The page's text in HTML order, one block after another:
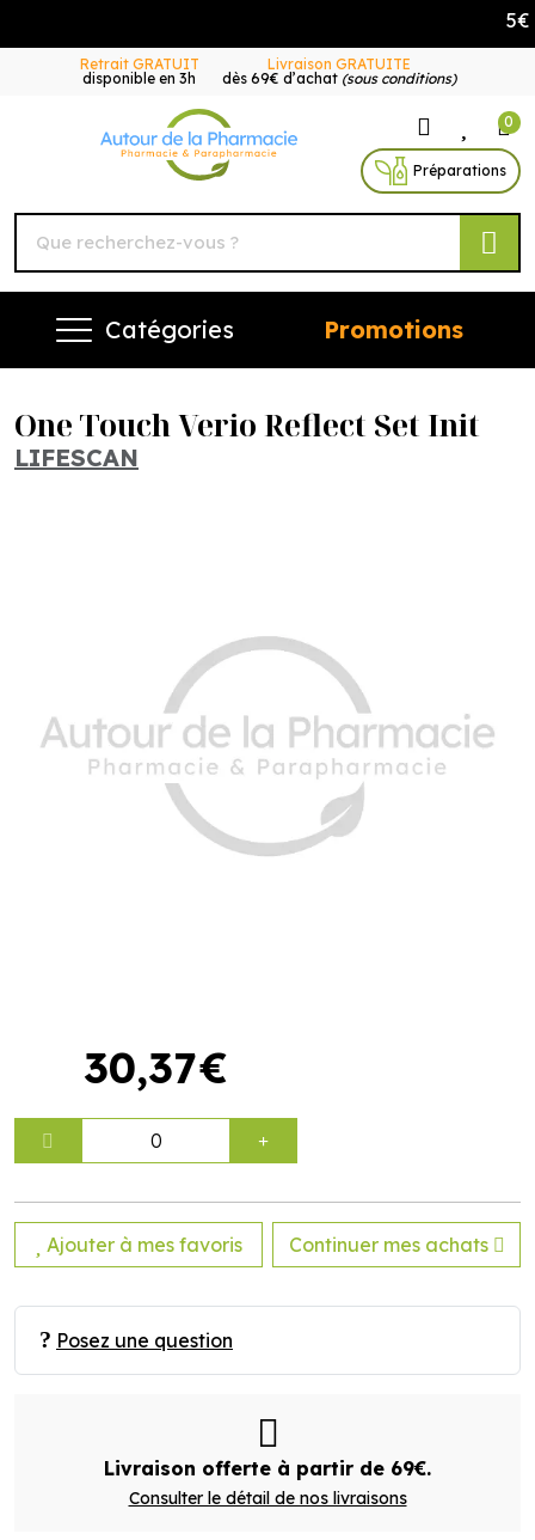
5€
Retrait GRATUIT
disponible en 3h
Livraison GRATUITE
dès 69€ d’achat (sous conditions)
Autour de la Pharmacie
0
Préparations
Catégories Promotions
One Touch Verio Reflect Set Init
LIFESCAN
30,37€
0
Ajouter à mes favoris Continuer mes achats
Posez une question
Livraison offerte à partir de 69€.
Consulter le détail de nos livraisons